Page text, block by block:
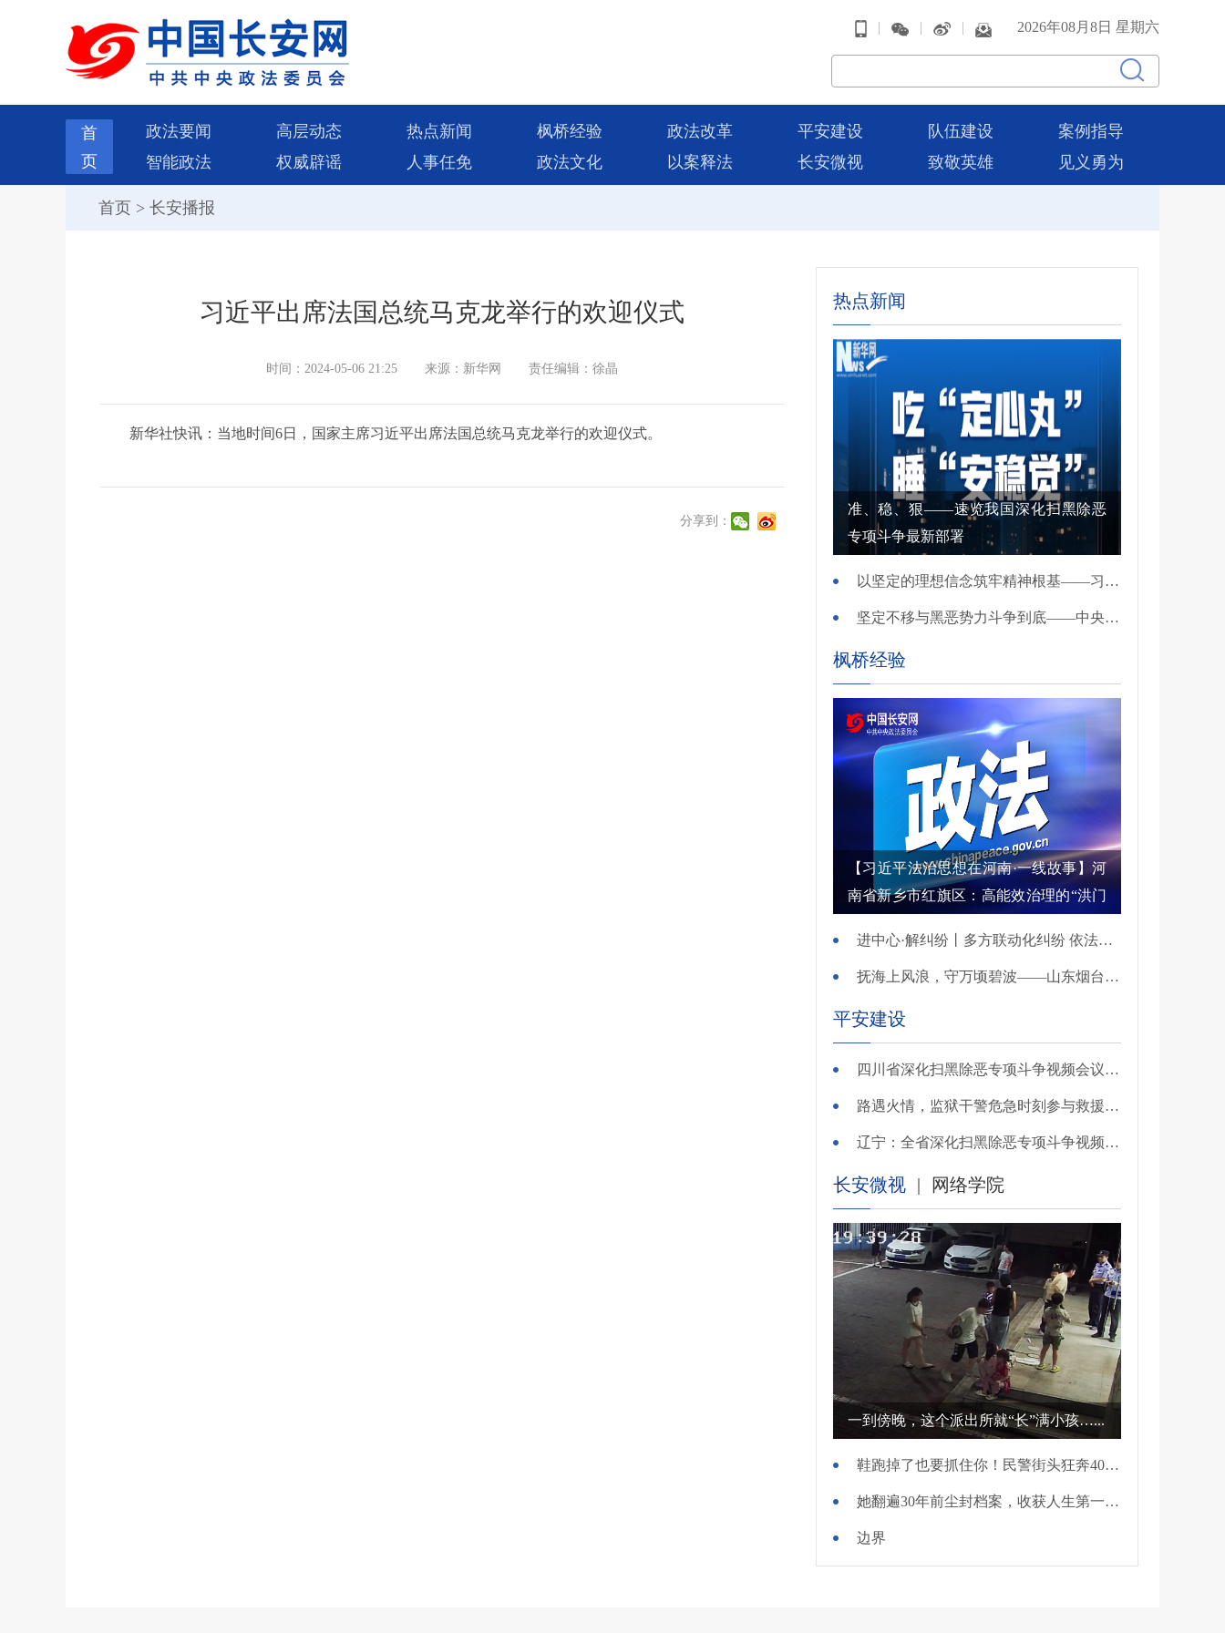
| | | 2026年08月8日 星期六
首
页
政法要闻 高层动态 热点新闻 枫桥经验 政法改革 平安建设 队伍建设
案例指导
智能政法
权威辟谣 人事任免 政法文化 以案释法 长安微视 致敬英雄 见义勇为
首页 > 长安播报
习近平出席法国总统马克龙举行的欢迎仪式
时间：2024-05-06 21:25 来源：新华网 责任编辑：徐晶
新华社快讯：当地时间6日，国家主席习近平出席法国总统马克龙举行的欢迎仪式。
分享到：
热点新闻
准、稳、狠——速览我国深化扫黑除恶
专项斗争最新部署
以坚定的理想信念筑牢精神根基——习近平党建思想理论品格系列述评之一
坚定不移与黑恶势力斗争到底——中央政法委负责同志就开展深化扫黑除恶专项斗争有关问题答记者问
枫桥经验
【习近平法治思想在河南·一线故事】河
南省新乡市红旗区：高能效治理的“洪门
进中心·解纠纷丨多方联动化纠纷 依法调解护农耕
抚海上风浪，守万顷碧波——山东烟台把矛盾化解在微澜未起时
平安建设
四川省深化扫黑除恶专项斗争视频会议召开 于立军出席并讲话
路遇火情，监狱干警危急时刻参与救援显身手！
辽宁：全省深化扫黑除恶专项斗争视频会议召开
长安微视 | 网络学院
一到傍晚，这个派出所就“长”满小孩…...
鞋跑掉了也要抓住你！民警街头狂奔400米擒贼
她翻遍30年前尘封档案，收获人生第一面锦旗
边界